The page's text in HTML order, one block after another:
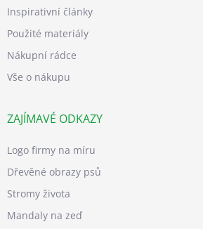
Inspirativní články
Použité materiály
Nákupní rádce
Vše o nákupu
ZAJÍMAVÉ ODKAZY
Logo firmy na míru
Dřevěné obrazy psů
Stromy života
Mandaly na zeď